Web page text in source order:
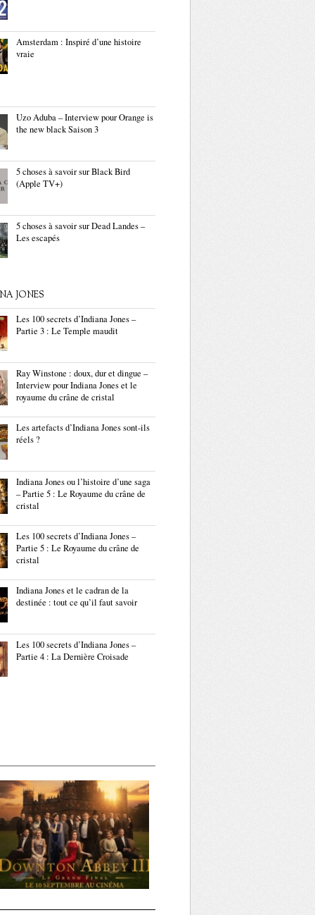
Amsterdam : Inspiré d’une histoire
vraie
Uzo Aduba – Interview pour Orange is
the new black Saison 3
5 choses à savoir sur Black Bird
(Apple TV+)
5 choses à savoir sur Dead Landes –
Les escapés
JONES
Les 100 secrets d’Indiana Jones –
Partie 3 : Le Temple maudit
Ray Winstone : doux, dur et dingue –
Interview pour Indiana Jones et le
royaume du crâne de cristal
Les artefacts d’Indiana Jones sont-ils
réels ?
Indiana Jones ou l’histoire d’une saga
– Partie 5 : Le Royaume du crâne de
cristal
Les 100 secrets d’Indiana Jones –
Partie 5 : Le Royaume du crâne de
cristal
Indiana Jones et le cadran de la
destinée : tout ce qu’il faut savoir
Les 100 secrets d’Indiana Jones –
Partie 4 : La Dernière Croisade